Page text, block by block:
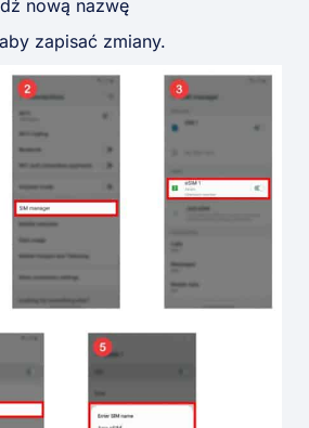
nową nazwę
zapisać zmiany.